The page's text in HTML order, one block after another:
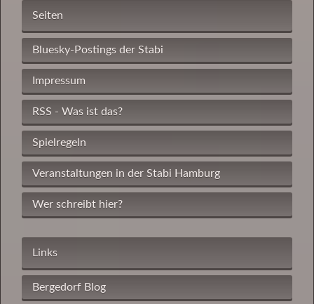
Seiten
Bluesky-Postings der Stabi
Impressum
RSS - Was ist das?
Spielregeln
Veranstaltungen in der Stabi Hamburg
Wer schreibt hier?
Links
Bergedorf Blog